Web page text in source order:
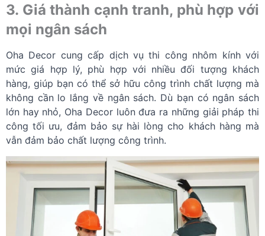
3. Giá thành cạnh tranh, phù hợp với
mọi ngân sách
Oha Decor cung cấp dịch vụ thi công nhôm kính với
mức giá hợp lý, phù hợp với nhiều đối tượng khách
hàng, giúp bạn có thể sở hữu công trình chất lượng mà
không cần lo lắng về ngân sách. Dù bạn có ngân sách
lớn hay nhỏ, Oha Decor luôn đưa ra những giải pháp thi
công tối ưu, đảm bảo sự hài lòng cho khách hàng mà
vẫn đảm bảo chất lượng công trình.